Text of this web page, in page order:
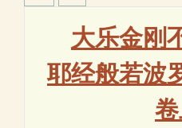
大乐金刚
耶经般若波